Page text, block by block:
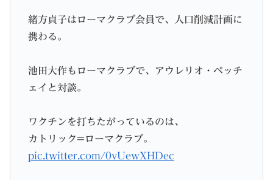
緒方貞子はローマクラブ会員で、人口削減計画に
携わる。
池田大作もローマクラブで、アウレリオ・ペッチ
ェイと対談。
ワクチンを打ちたがっているのは、
カトリック=ローマクラブ。
pic.twitter.com/0vUewXHDec